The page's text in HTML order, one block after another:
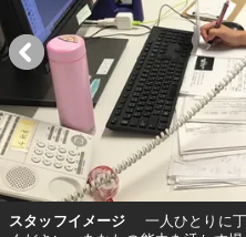
スタッフイメージ
一人ひとりに